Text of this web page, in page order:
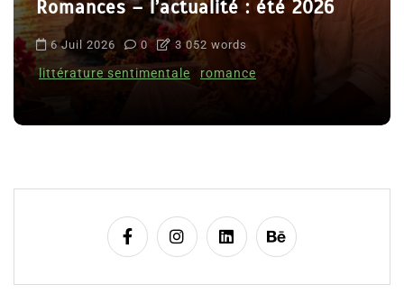
Romances – l’actualité : été 2026
6 Juil 2026 0 3 052 words
littérature sentimentale romance